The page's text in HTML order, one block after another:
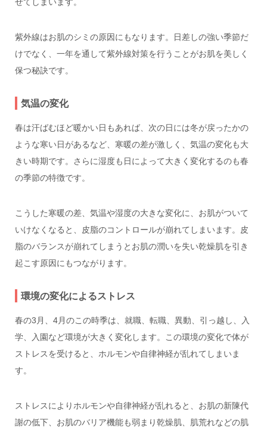
せてしまいます。
紫外線はお肌のシミの原因にもなります。日差しの強い季節だ
けでなく、一年を通して紫外線対策を行うことがお肌を美しく
保つ秘訣です。
気温の変化
春は汗ばむほど暖かい日もあれば、次の日には冬が戻ったかの
ような寒い日があるなど、寒暖の差が激しく、気温の変化も大
きい時期です。さらに湿度も日によって大きく変化するのも春
の季節の特徴です。
こうした寒暖の差、気温や湿度の大きな変化に、お肌がついて
いけなくなると、皮脂のコントロールが崩れてしまいます。皮
脂のバランスが崩れてしまうとお肌の潤いを失い乾燥肌を引き
起こす原因にもつながります。
環境の変化によるストレス
春の3月、4月のこの時季は、就職、転職、異動、引っ越し、入
学、入園など環境が大きく変化します。この環境の変化で体が
ストレスを受けると、ホルモンや自律神経が乱れてしまいま
す。
ストレスによりホルモンや自律神経が乱れると、お肌の新陳代
謝の低下、お肌のバリア機能も弱まり乾燥肌、肌荒れなどの肌